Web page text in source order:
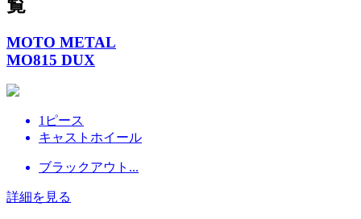
覧
MOTO METAL
MO815 DUX
1ピース
キャストホイール
ブラックアウト...
詳細を見る